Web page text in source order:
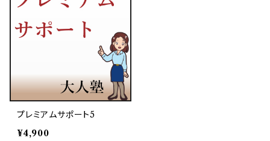
プレミアムサポート5
¥4,900